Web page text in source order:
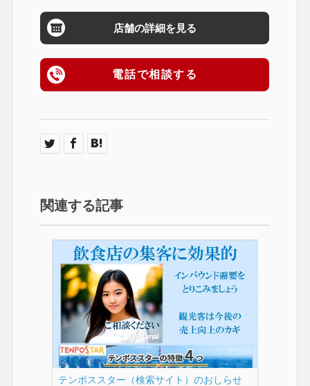
店舗の詳細を見る
電話で相談する
関連する記事
テンポススター（検索サイト）のおしらせ